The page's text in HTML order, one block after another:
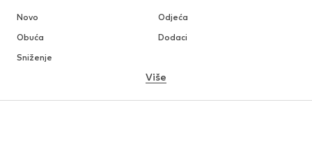
Novo
Odjeća
Obuća
Dodaci
Sniženje
Više